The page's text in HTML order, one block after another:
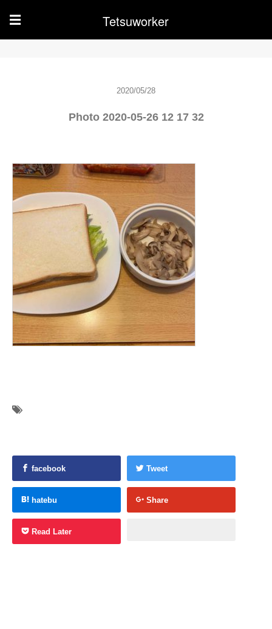
☰ Tetsuworker
2020/05/28
Photo 2020-05-26 12 17 32
facebook Tweet
hatebu Share
Read Later